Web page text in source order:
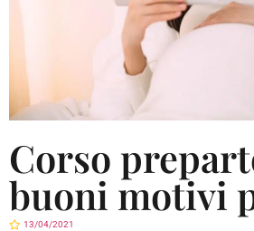
Corso
buoni motivi
13/04/2021